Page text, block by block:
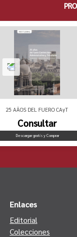
25 AÃOS DEL FUERO CAyT
Consultar
Descargar gratis y Comprar
Enlaces
Editorial
Colecciones